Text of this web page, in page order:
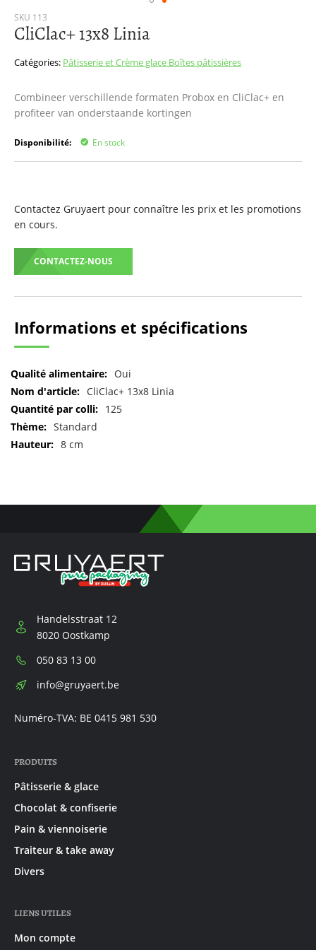
SKU 113
CliClac+ 13x8 Linia
Catégories: Pâtisserie et Crème glace Boîtes pâtissières
Combineer verschillende formaten Probox en CliClac+ en
profiteer van onderstaande kortingen
Disponibilité: En stock
Contactez Gruyaert pour connaître les prix et les promotions
en cours.
CONTACTEZ-NOUS
Passer
au
de
d’images
Informations et spécifications
Pour
plus
Oui
CliClac+ 13x8 Linia
125
Standard
8 cm
Handelsstraat 12
8020 Oostkamp
Téléphone:
050 83 13 00
E-
info@gruyaert.be
Numéro-TVA: BE 0415 981 530
PRODUITS
Pâtisserie & glace
Chocolat & confiserie
Pain & viennoiserie
Traiteur & take away
Divers
LIENS UTILES
Mon compte